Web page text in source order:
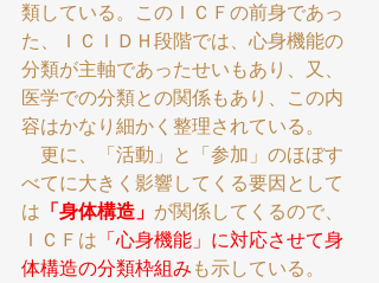
類している。このＩＣＦの前身であっ
た、ＩＣＩＤＨ段階では、心身機能の
分類が主軸であったせいもあり、又、
医学での分類との関係もあり、この内
容はかなり細かく整理されている。
更に、「活動」と「参加」のほぼす
べてに大きく影響してくる要因として
は 「身体構造」 が関係してくるので、
ＩＣＦは 「心身機能」に対応させて身
体構造の分類枠組み も示している。